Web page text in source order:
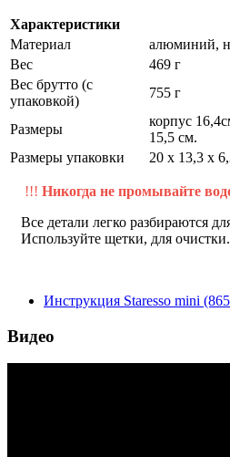
Характеристики
Материал
алюминий,
Вес
469 г
Вес брутто (с
упаковкой)
755 г
Размеры
корпус
15,5 см.
Размеры упаковки
20 x 13,3 x
!!! Никогда не промывайте
Все детали легко разбираются
Используйте щетки, для очистки.
Инструкция Staresso mini
Видео